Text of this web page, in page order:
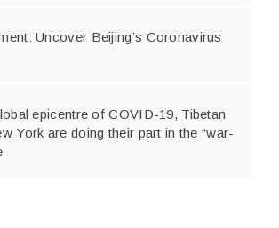
Uncover Beijing’s Coronavirus
epicentre of COVID-19, Tibetan
York are doing their part in the “war-